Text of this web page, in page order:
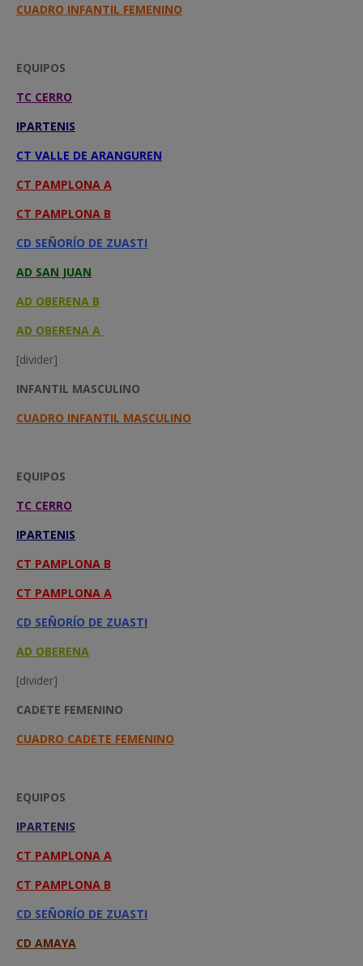
CUADRO INFANTIL FEMENINO
EQUIPOS
TC CERRO
IPARTENIS
CT VALLE DE ARANGUREN
CT PAMPLONA A
CT PAMPLONA B
CD SEÑORÍO DE ZUASTI
AD SAN JUAN
AD OBERENA B
AD OBERENA A
[divider]
INFANTIL MASCULINO
CUADRO INFANTIL MASCULINO
EQUIPOS
TC CERRO
IPARTENIS
CT PAMPLONA B
CT PAMPLONA A
CD SEÑORÍO DE ZUASTI
AD OBERENA
[divider]
CADETE FEMENINO
CUADRO CADETE FEMENINO
EQUIPOS
IPARTENIS
CT PAMPLONA A
CT PAMPLONA B
CD SEÑORÍO DE ZUASTI
CD AMAYA